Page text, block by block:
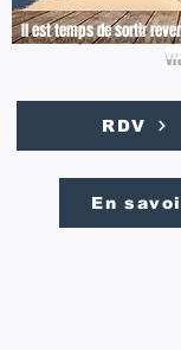
Il est temps de sortir
RDV
En